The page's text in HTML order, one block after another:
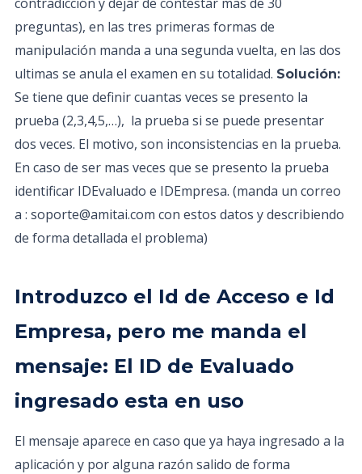
preguntas), en las tres primeras formas de
manipulación manda a una segunda vuelta, en las dos
ultimas se anula el examen en su totalidad. Solución:
Se tiene que definir cuantas veces se presento la
prueba (2,3,4,5,…), la prueba si se puede presentar
dos veces. El motivo, son inconsistencias en la prueba.
En caso de ser mas veces que se presento la prueba
identificar IDEvaluado e IDEmpresa. (manda un correo
a : soporte@amitai.com con estos datos y describiendo
de forma detallada el problema)
Introduzco el Id de Acceso e Id
Empresa, pero me manda el
mensaje: El ID de Evaluado
ingresado esta en uso
El mensaje aparece en caso que ya haya ingresado a la
aplicación y por alguna razón salido de forma